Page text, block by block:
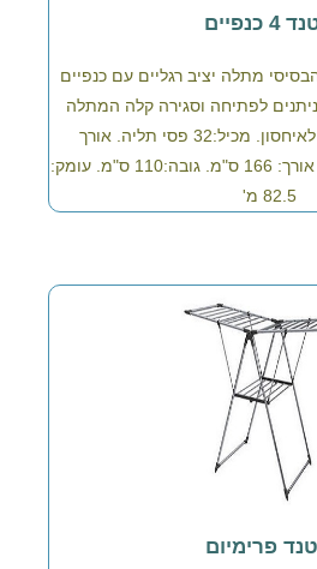
כנפיים
מתלה יציב רגליים עם כנפיים
הניתנים לפתיחה וסגירה קלה המתלה
מתקפל בקלות וניתן לאיחסון. מכיל:32 פסי תליה. אורך
מצטבר: 22.5 מ. מידות: אורך: 166 ס"מ. גובה:110 ס"מ. עומק:
82.5 מ'
פרימיום